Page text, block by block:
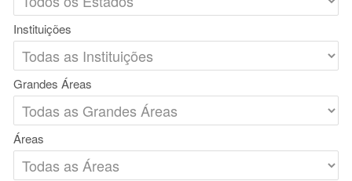
Instituições
Grandes Áreas
Áreas